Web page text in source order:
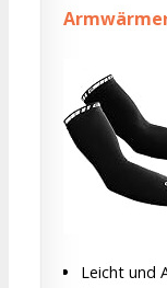
Leicht und